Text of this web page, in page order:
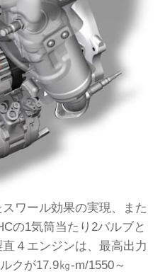
ワール効果の実現、また
の1気筒当たり2バルブと
４エンジンは、最高出力
クが17.9㎏-m/1550～